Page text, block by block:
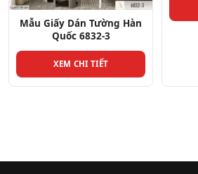
Mẫu Giấy Dán Tường Hàn
Quốc 6832-3
XEM CHI TIẾT